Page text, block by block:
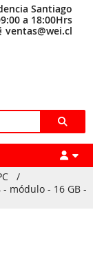
Santiago
a 18:00Hrs
ventas@wei.cl
/
- módulo - 16 GB -